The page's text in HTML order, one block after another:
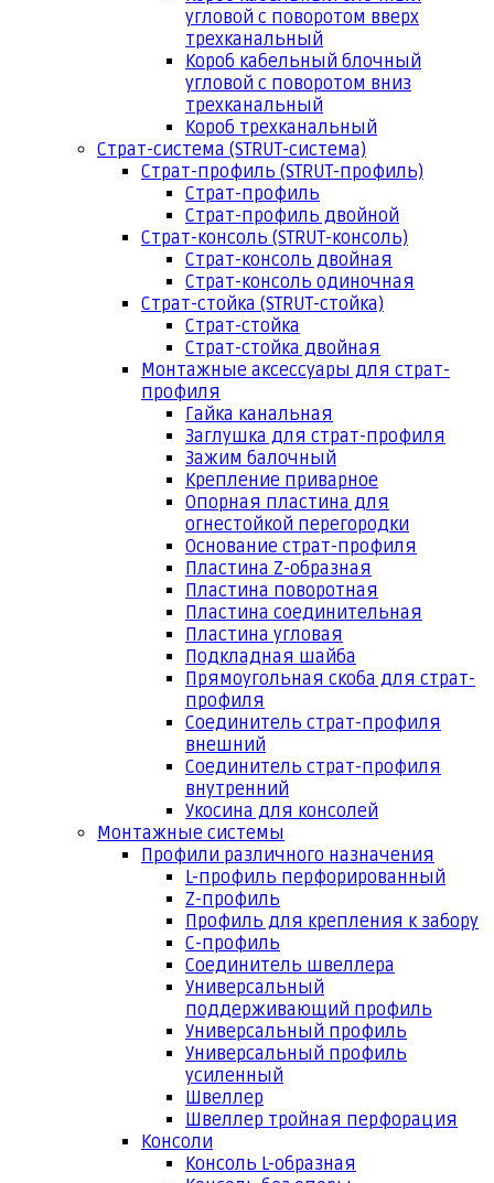
угловой с поворотом вверх
трехканальный
Короб кабельный блочный
угловой с поворотом вниз
трехканальный
Короб трехканальный
Страт-система (STRUT-система)
Страт-профиль (STRUT-профиль)
Страт-профиль
Страт-профиль двойной
Страт-консоль (STRUT-консоль)
Страт-консоль двойная
Страт-консоль одиночная
Страт-стойка (STRUT-стойка)
Страт-стойка
Страт-стойка двойная
Монтажные аксессуары для страт-
профиля
Гайка канальная
Заглушка для страт-профиля
Зажим балочный
Крепление приварное
Опорная пластина для
огнестойкой перегородки
Основание страт-профиля
Пластина Z-образная
Пластина поворотная
Пластина соединительная
Пластина угловая
Подкладная шайба
Прямоугольная скоба для страт-
профиля
Соединитель страт-профиля
внешний
Соединитель страт-профиля
внутренний
Укосина для консолей
Монтажные системы
Профили различного назначения
L-профиль перфорированный
Z-профиль
Профиль для крепления к забору
С-профиль
Соединитель швеллера
Универсальный
поддерживающий профиль
Универсальный профиль
Универсальный профиль
усиленный
Швеллер
Швеллер тройная перфорация
Консоли
Консоль L-образная